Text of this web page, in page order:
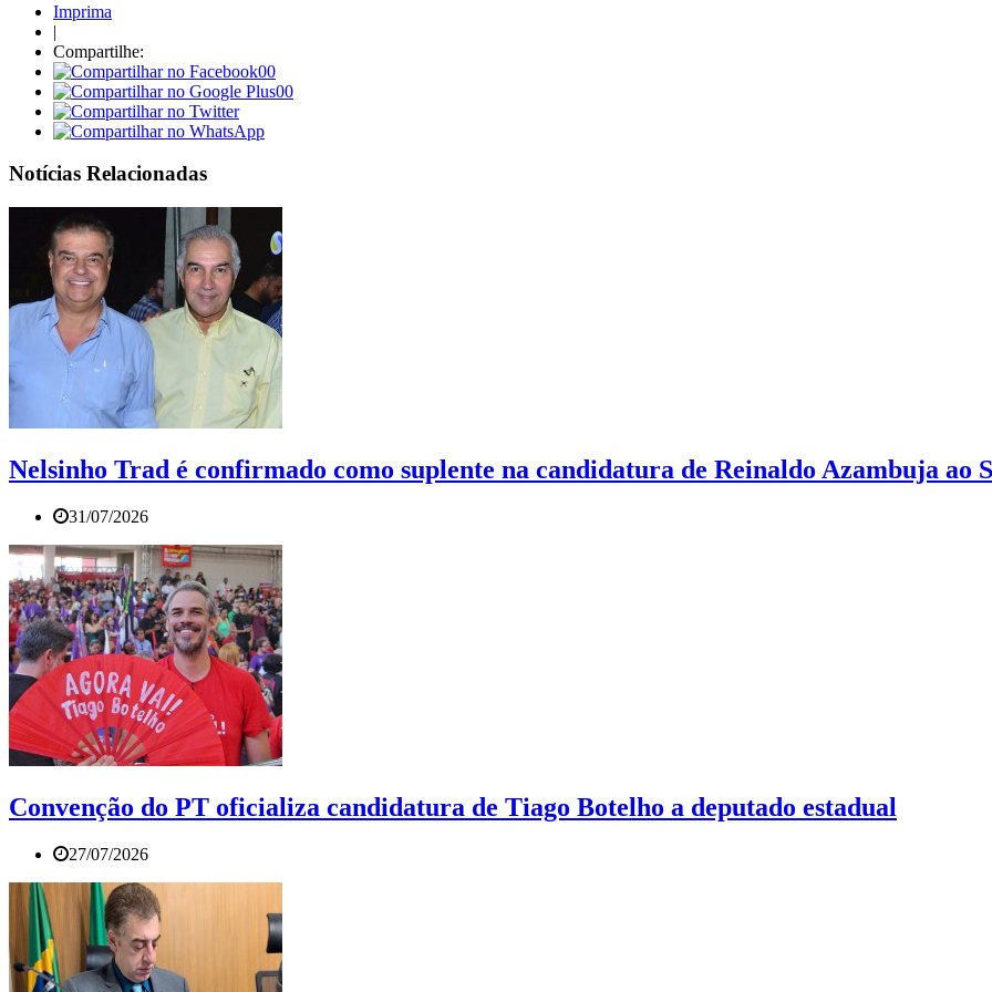
Imprima
|
Compartilhe:
00
00
Notícias Relacionadas
Nelsinho Trad é confirmado como suplente na candidatura de Reinaldo Azambuja ao
31/07/2026
Convenção do PT oficializa candidatura de Tiago Botelho a deputado estadual
27/07/2026